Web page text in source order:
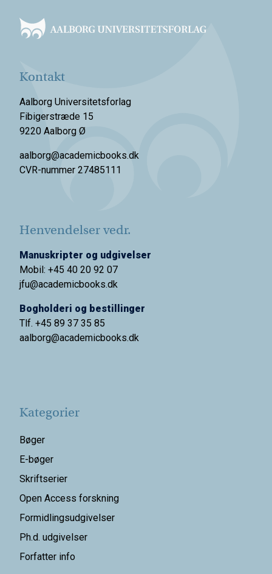
Kontakt
Aalborg Universitetsforlag
Fibigerstræde 15
9220 Aalborg Ø
aalborg@academicbooks.dk
CVR-nummer 27485111
Henvendelser vedr.
Manuskripter og udgivelser
Mobil: +45 40 20 92 07
jfu@academicbooks.dk
Bogholderi og bestillinger
Tlf. +45 89 37 35 85
aalborg@academicbooks.dk
Kategorier
Bøger
E-bøger
Skriftserier
Open Access forskning
Formidlingsudgivelser
Ph.d. udgivelser
Forfatter info